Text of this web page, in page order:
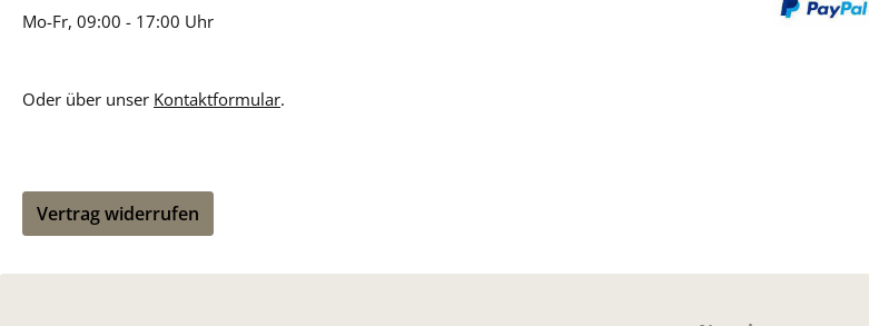
Mo-Fr, 09:00 - 17:00 Uhr
Oder über unser Kontaktformular.
Vertrag widerrufen